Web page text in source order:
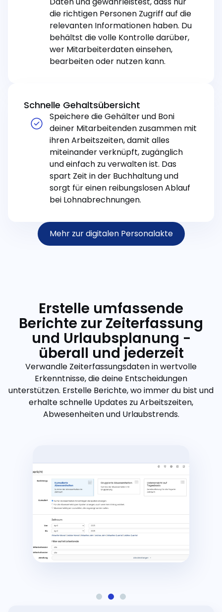
die richtigen Personen Zugriff auf die
relevanten Informationen haben. Du
behältst die volle Kontrolle darüber,
wer Mitarbeiterdaten einsehen,
bearbeiten oder nutzen kann.
Schnelle Gehaltsübersicht
Speichere die Gehälter und Boni
deiner Mitarbeitenden zusammen mit
ihren Arbeitszeiten, damit alles
miteinander verknüpft, zugänglich
und einfach zu verwalten ist. Das
spart Zeit in der Buchhaltung und
sorgt für einen reibungslosen Ablauf
bei Lohnabrechnungen.
Mehr zur digitalen Personalakte
Erstelle umfassende
Berichte zur Zeiterfassung
und Urlaubsplanung -
überall und jederzeit
Verwandle Zeiterfassungsdaten in wertvolle
Erkenntnisse, die deine Entscheidungen
unterstützen. Erstelle Berichte, wo immer du bist und
erhalte schnelle Updates zu Arbeitszeiten,
Abwesenheiten und Urlaubstrends.